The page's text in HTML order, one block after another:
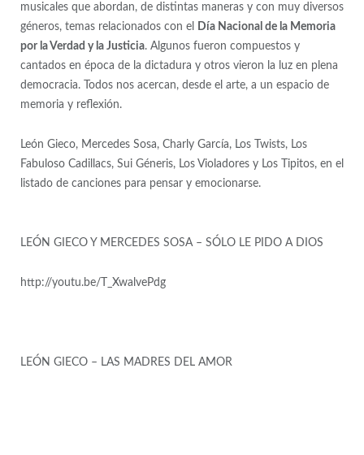
musicales que abordan, de distintas maneras y con muy diversos
géneros, temas relacionados con el
Día Nacional de la Memoria
por la Verdad y la Justicia. Algunos fueron compuestos y
cantados en época de la dictadura y otros vieron la luz en plena
democracia. Todos nos acercan, desde el arte, a un espacio de
memoria y reflexión.
León Gieco, Mercedes Sosa, Charly García, Los Twists, Los
Fabuloso Cadillacs, Sui Géneris, Los Violadores y Los Tipitos, en el
listado de canciones para pensar y emocionarse.
LEÓN GIECO Y MERCEDES SOSA – SÓLO LE PIDO A DIOS
http://youtu.be/T_XwalvePdg
LEÓN GIECO – LAS MADRES DEL AMOR